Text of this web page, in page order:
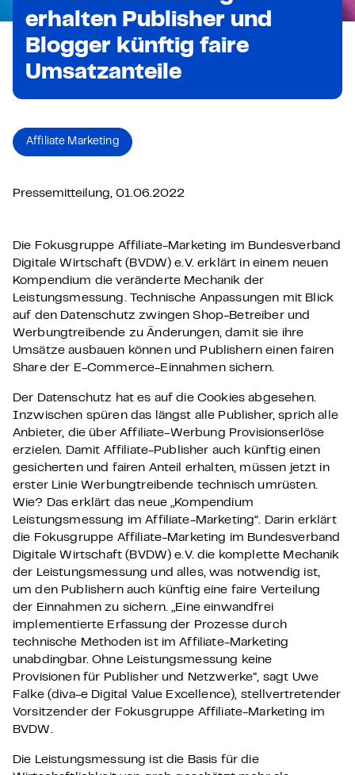
erhalten Publisher und
Blogger künftig faire
Umsatzanteile
Affiliate Marketing
Pressemitteilung, 01.06.2022
Die Fokusgruppe Affiliate-Marketing im Bundesverband
Digitale Wirtschaft (BVDW) e.V. erklärt in einem neuen
Kompendium die veränderte Mechanik der
Leistungsmessung. Technische Anpassungen mit Blick
auf den Datenschutz zwingen Shop-Betreiber und
Werbungtreibende zu Änderungen, damit sie ihre
Umsätze ausbauen können und Publishern einen fairen
Share der E-Commerce-Einnahmen sichern.
Der Datenschutz hat es auf die Cookies abgesehen.
Inzwischen spüren das längst alle Publisher, sprich alle
Anbieter, die über Affiliate-Werbung Provisionserlöse
erzielen. Damit Affiliate-Publisher auch künftig einen
gesicherten und fairen Anteil erhalten, müssen jetzt in
erster Linie Werbungtreibende technisch umrüsten.
Wie? Das erklärt das neue „Kompendium
Leistungsmessung im Affiliate-Marketing“. Darin erklärt
die Fokusgruppe Affiliate-Marketing im Bundesverband
Digitale Wirtschaft (BVDW) e.V. die komplette Mechanik
der Leistungsmessung und alles, was notwendig ist,
um den Publishern auch künftig eine faire Verteilung
der Einnahmen zu sichern. „Eine einwandfrei
implementierte Erfassung der Prozesse durch
technische Methoden ist im Affiliate-Marketing
unabdingbar. Ohne Leistungsmessung keine
Provisionen für Publisher und Netzwerke”, sagt Uwe
Falke (diva-e Digital Value Excellence), stellvertretender
Vorsitzender der Fokusgruppe Affiliate-Marketing im
BVDW.
Die Leistungsmessung ist die Basis für die